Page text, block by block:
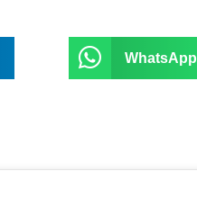
WhatsApp